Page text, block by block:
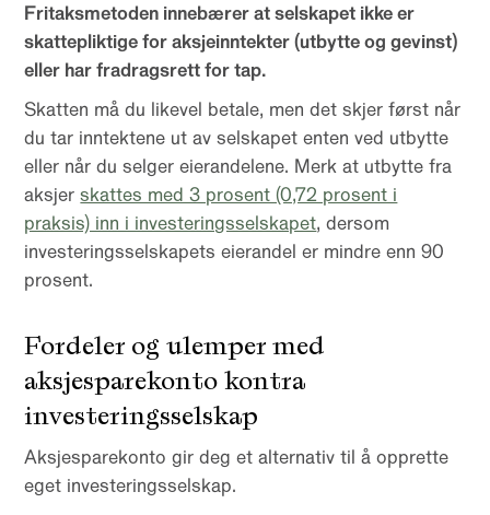
Fritaksmetoden innebærer at selskapet ikke er
skattepliktige for aksjeinntekter (utbytte og gevinst)
eller har fradragsrett for tap.
Skatten må du likevel betale, men det skjer først når
du tar inntektene ut av selskapet enten ved utbytte
eller når du selger eierandelene. Merk at utbytte fra
aksjerskattes med 3 prosent (0,72 prosent i
praksis) inn i investeringsselskapet, dersom
investeringsselskapets eierandel er mindre enn 90
prosent.
Fordeler og ulemper med
aksjesparekonto kontra
investeringsselskap
Aksjesparekonto gir deg et alternativ til å opprette
eget investeringsselskap.